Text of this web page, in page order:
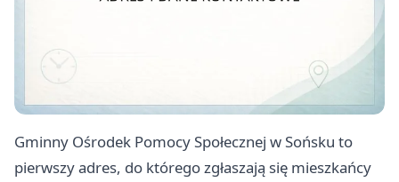
Gminny Ośrodek Pomocy Społecznej w Sońsku to
pierwszy adres, do którego zgłaszają się mieszkańcy